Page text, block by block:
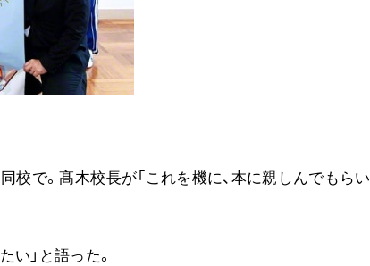
校で。髙木校長が「これを機に、本に親しんでもらい
」と語った。